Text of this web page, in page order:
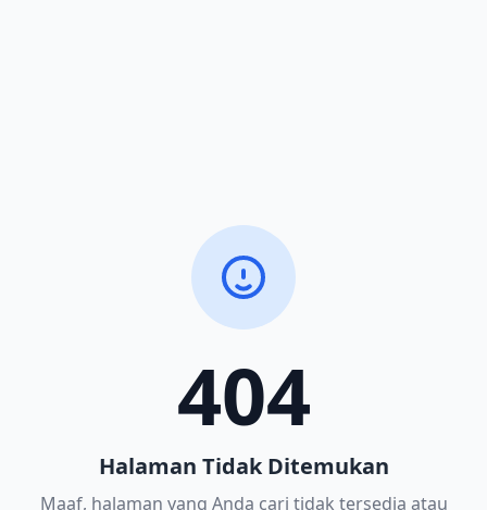
404
Halaman Tidak Ditemukan
Maaf, halaman yang Anda cari tidak tersedia atau